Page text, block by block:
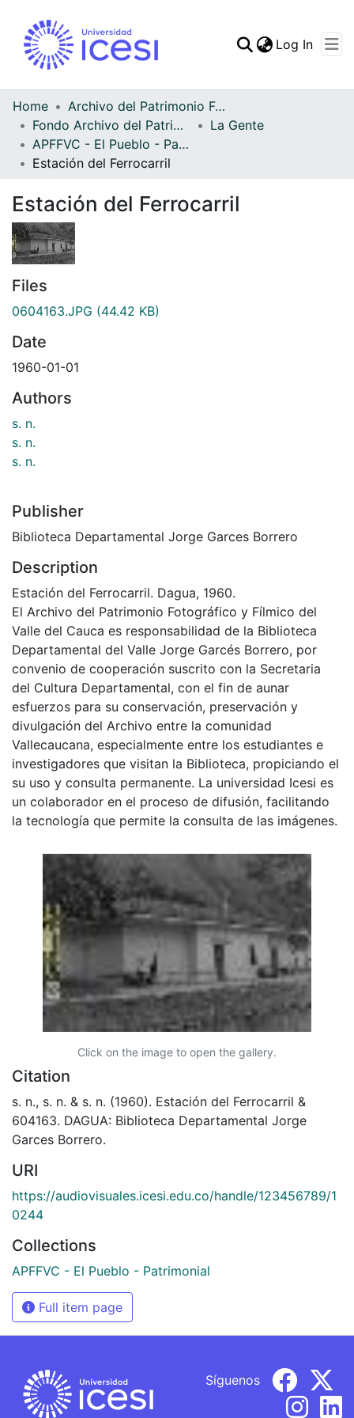
Statistics
Log In
Home
Archivo del Patrimonio Fotográfico y Fílmico del Valle del Cauca
Fondo Archivo del Patrimonio Fotográfico y Fílmico del Valle del Cauca
La Gente
APFFVC - El Pueblo - Patrimonial
Estación del Ferrocarril
Estación del Ferrocarril
Files
0604163.JPG (44.42 KB)
Date
1960-01-01
Authors
s. n.
s. n.
s. n.
Publisher
Biblioteca Departamental Jorge Garces Borrero
Description
Estación del Ferrocarril. Dagua, 1960.
El Archivo del Patrimonio Fotográfico y Fílmico del
Valle del Cauca es responsabilidad de la Biblioteca
Departamental del Valle Jorge Garcés Borrero, por
convenio de cooperación suscrito con la Secretaria
del Cultura Departamental, con el fin de aunar
esfuerzos para su conservación, preservación y
divulgación del Archivo entre la comunidad
Vallecaucana, especialmente entre los estudiantes e
investigadores que visitan la Biblioteca, propiciando el
su uso y consulta permanente. La universidad Icesi es
un colaborador en el proceso de difusión, facilitando
la tecnología que permite la consulta de las imágenes.
Click on the image to open the gallery.
Citation
s. n., s. n. & s. n. (1960). Estación del Ferrocarril &
604163. DAGUA: Biblioteca Departamental Jorge
Garces Borrero.
URI
https://audiovisuales.icesi.edu.co/handle/123456789/1
0244
Collections
APFFVC - El Pueblo - Patrimonial
Full item page
Síguenos